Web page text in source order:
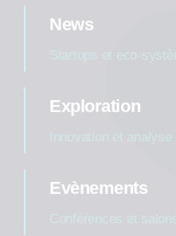
News
Exploration
Evènements